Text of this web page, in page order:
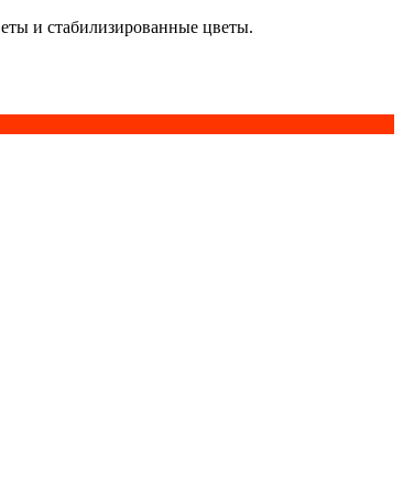
и стабилизированные цветы.